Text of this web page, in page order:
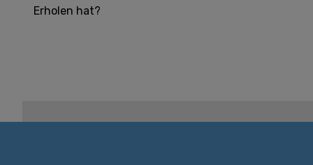
Erholen hat?